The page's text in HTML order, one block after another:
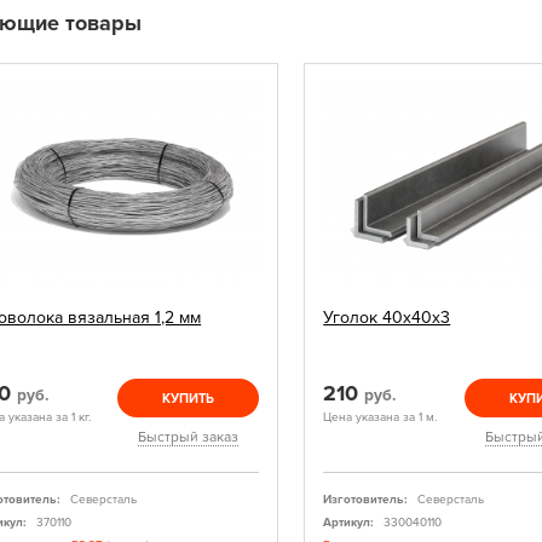
товары
вязальная 1,2 мм
руб.
указана за 1 кг.
КУПИТЬ
Быстрый заказ
Северсталь
370110
Уголок 40х40х3
210 руб.
Цена указана за 1 м.
Изготовитель:
Северсталь
Артикул:
330040110